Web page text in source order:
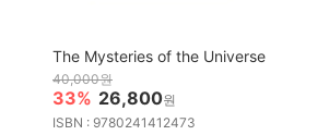
The Mysteries of the Universe
40,000원
33% 26,800원
ISBN : 9780241412473